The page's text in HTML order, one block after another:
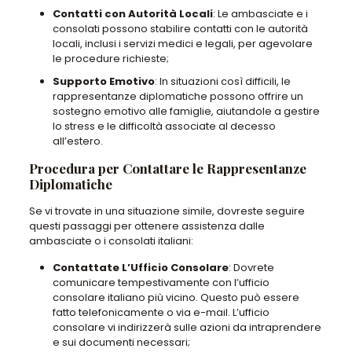
Contatti con Autorità Locali: Le ambasciate e i
consolati possono stabilire contatti con le autorità
locali, inclusi i servizi medici e legali, per agevolare
le procedure richieste;
Supporto Emotivo: In situazioni così difficili, le
rappresentanze diplomatiche possono offrire un
sostegno emotivo alle famiglie, aiutandole a gestire
lo stress e le difficoltà associate al decesso
all’estero.
Procedura per Contattare le Rappresentanze
Diplomatiche
Se vi trovate in una situazione simile, dovreste seguire
questi passaggi per ottenere assistenza dalle
ambasciate o i consolati italiani:
Contattate L’Ufficio Consolare: Dovrete
comunicare tempestivamente con l’ufficio
consolare italiano più vicino. Questo può essere
fatto telefonicamente o via e-mail. L’ufficio
consolare vi indirizzerà sulle azioni da intraprendere
e sui documenti necessari;